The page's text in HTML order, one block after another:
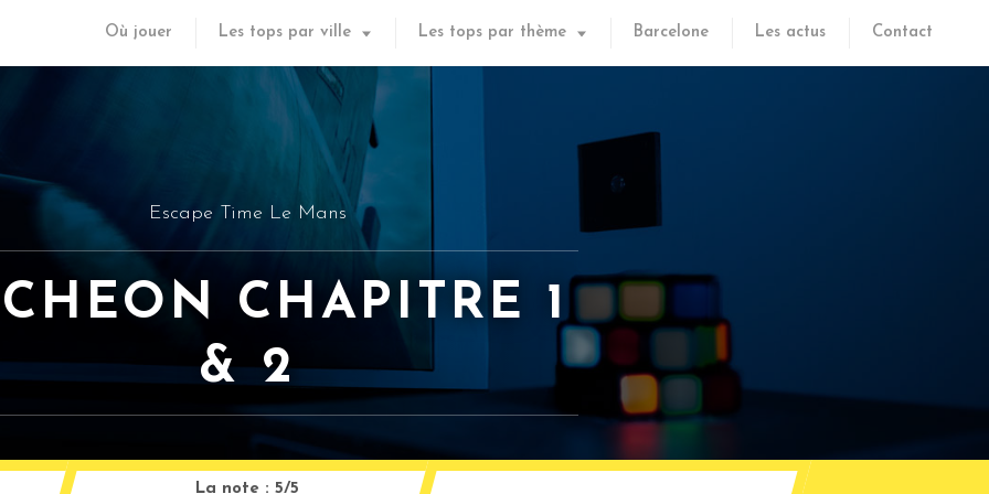
Où jouer Les tops par ville Les tops par thème Barcelone Les actus Contact
Escape Time Le Mans
CHAPITRE 1
& 2
La note : 5/5